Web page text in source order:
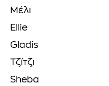
Μέλι
Ellie
Gladis
Τζίτζι
Sheba